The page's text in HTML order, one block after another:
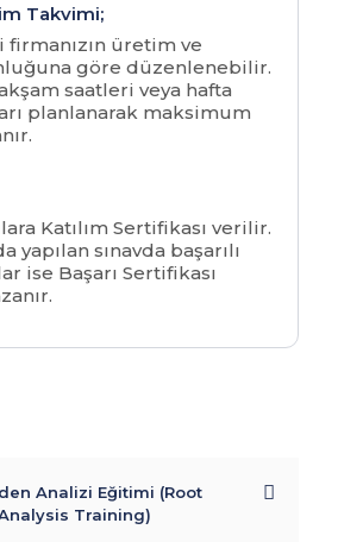
Takvimi;
üretim ve
göre düzenlenebilir.
saatleri veya hafta
planlanarak maksimum
Katılım Sertifikası verilir.
yapılan sınavda başarılı
ise Başarı Sertifikası
Analizi Eğitimi (Root
Training)